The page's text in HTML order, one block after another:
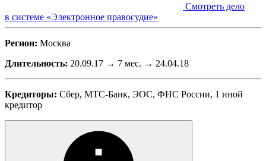
Смотреть дело
в системе «Электронное правосудие»
Регион: Москва
Длительность: 20.09.17 → 7 мес. → 24.04.18
Кредиторы: Сбер, МТС-Банк, ЭОС, ФНС России, 1 иной
кредитор